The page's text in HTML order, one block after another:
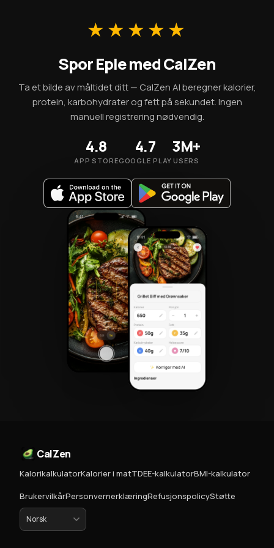
★★★★★
Spor Eple med CalZen
Ta et bilde av måltidet ditt — CalZen AI beregner kalorier,
protein, karbohydrater og fett på sekundet. Ingen
manuell registrering nødvendig.
4.8
APP STORE
4.7
GOOGLE PLAY
3M+
USERS
CalZen
KalorikalkulatorKalorier i matTDEE-kalkulatorBMI-kalkulator
BrukervilkårPersonvernerklæringRefusjonspolicyStøtte